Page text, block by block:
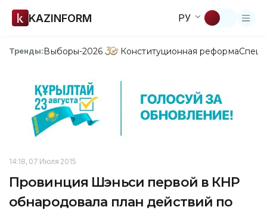
KAZINFORM РУ
Тренды:Выборы-2026 Конституционная реформа
14:18, 07 Июля 2015
Провинция Шэньси первой в КНР
обнародовала план действий по